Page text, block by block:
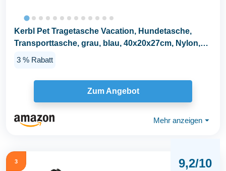
Kerbl Pet Tragetasche Vacation, Hundetasche,
Transporttasche, grau, blau, 40x20x27cm, Nylon,
Hunde...
3 % Rabatt
Zum Angebot
Mehr anzeigen ⏷
3 9,2/10